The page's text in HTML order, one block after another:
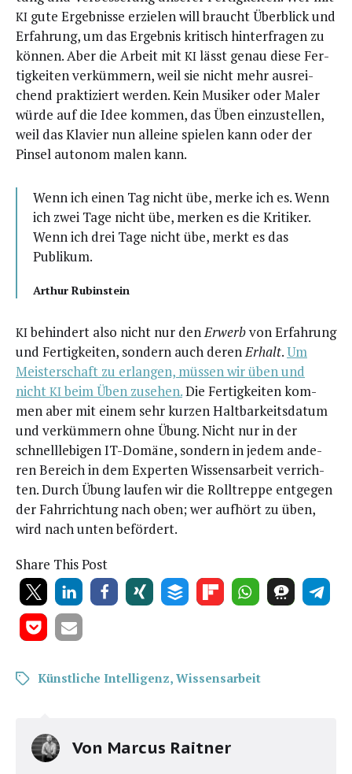
KI gute Ergeb­nis­se erzie­len will braucht Über­blick und
Erfah­rung, um das Ergeb­nis kri­tisch hin­ter­fra­gen zu
kön­nen. Aber die Arbeit mit KI lässt genau die­se Fer­
tig­kei­ten ver­küm­mern, weil sie nicht mehr aus­rei­
chend prak­ti­ziert wer­den. Kein Musi­ker oder Maler
wür­de auf die Idee kom­men, das Üben ein­zu­stel­len,
weil das Kla­vier nun allei­ne spie­len kann oder der
Pin­sel auto­nom malen kann.
Wenn ich einen Tag nicht übe, mer­ke ich es. Wenn
ich zwei Tage nicht übe, mer­ken es die Kri­ti­ker.
Wenn ich drei Tage nicht übe, merkt es das
Publikum.
Arthur Rubin­stein
KIbehin­dert also nicht nur den Erwerbvon Erfah­rung
und Fer­tig­kei­ten, son­dern auch deren Erhalt.Um
Meis­ter­schaft zu erlan­gen, müs­sen wir üben und
nicht KI beim Üben zuse­hen.Die Fer­tig­kei­ten kom­
men aber mit einem sehr kur­zen Halt­bar­keits­da­tum
und ver­küm­mern ohne Übung. Nicht nur in der
schnell­le­bi­gen IT-Domä­ne, son­dern in jedem ande­
ren Bereich in dem Exper­ten Wis­sens­ar­beit ver­rich­
ten. Durch Übung lau­fen wir die Roll­trep­pe ent­ge­gen
der Fahr­rich­tung nach oben; wer auf­hört zu üben,
wird nach unten befördert.
Share This Post
Künstliche Intelligenz, Wissensarbeit
Von Marcus Raitner